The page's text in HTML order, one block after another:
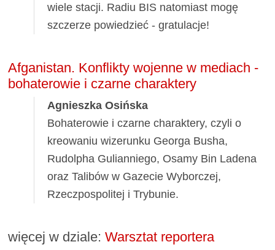
wiele stacji. Radiu BIS natomiast mogę
szczerze powiedzieć - gratulacje!
Afganistan. Konflikty wojenne w mediach -
bohaterowie i czarne charaktery
Agnieszka Osińska
Bohaterowie i czarne charaktery, czyli o
kreowaniu wizerunku Georga Busha,
Rudolpha Gulianniego, Osamy Bin Ladena
oraz Talibów w Gazecie Wyborczej,
Rzeczpospolitej i Trybunie.
więcej w dziale:Warsztat reportera